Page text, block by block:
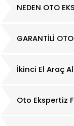
NEDEN OTO
GARANTİLİ
İkinci El Araç
Oto Ekspertiz